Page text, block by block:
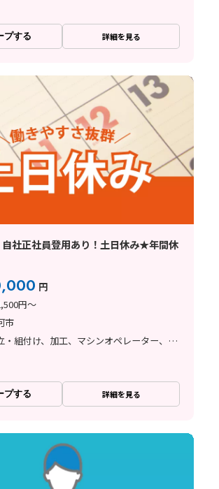
プする 詳細を見る
自社正社員登用あり！土日休み★年間休
円
円～
市
検査、組立・組付け、加工、マシンオペレーター、清掃・洗浄、溶接
プする 詳細を見る